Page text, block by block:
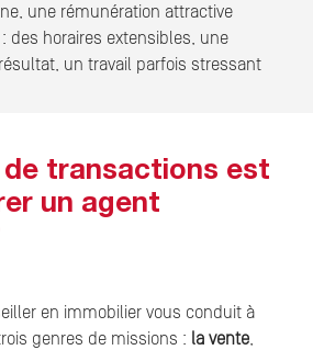
une rémunération attractive
: des horaires extensibles, une
un travail parfois stressant
de transactions est
un agent
en immobilier vous conduit à
genres de missions : la vente,